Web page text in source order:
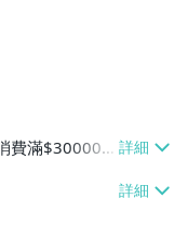
費滿$30000